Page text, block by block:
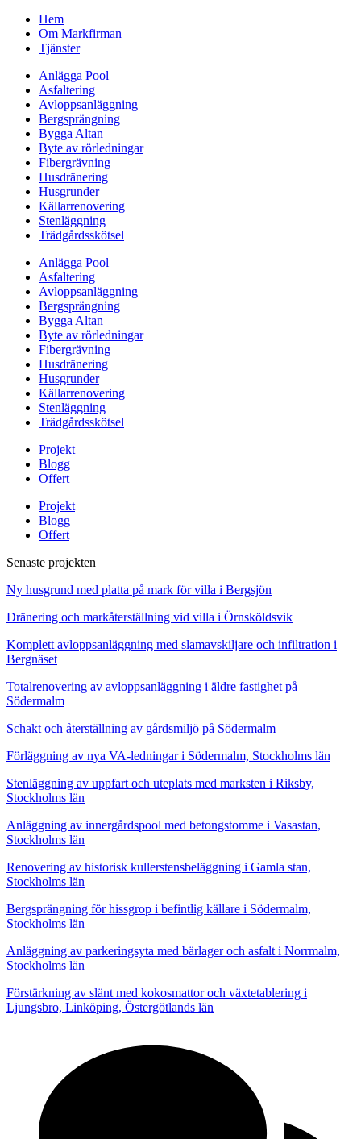
Hem
Om Markfirman
Tjänster
Anlägga Pool
Asfaltering
Avloppsanläggning
Bergsprängning
Bygga Altan
Byte av rörledningar
Fibergrävning
Husdränering
Husgrunder
Källarrenovering
Stenläggning
Trädgårdsskötsel
Anlägga Pool
Asfaltering
Avloppsanläggning
Bergsprängning
Bygga Altan
Byte av rörledningar
Fibergrävning
Husdränering
Husgrunder
Källarrenovering
Stenläggning
Trädgårdsskötsel
Projekt
Blogg
Offert
Projekt
Blogg
Offert
Senaste projekten
Ny husgrund med platta på mark för villa i Bergsjön
Dränering och markåterställning vid villa i Örnsköldsvik
Komplett avloppsanläggning med slamavskiljare och infiltration i
Bergnäset
Totalrenovering av avloppsanläggning i äldre fastighet på
Södermalm
Schakt och återställning av gårdsmiljö på Södermalm
Förläggning av nya VA-ledningar i Södermalm, Stockholms län
Stenläggning av uppfart och uteplats med marksten i Riksby,
Stockholms län
Anläggning av innergårdspool med betongstomme i Vasastan,
Stockholms län
Renovering av historisk kullerstensbeläggning i Gamla stan,
Stockholms län
Bergsprängning för hissgrop i befintlig källare i Södermalm,
Stockholms län
Anläggning av parkeringsyta med bärlager och asfalt i Norrmalm,
Stockholms län
Förstärkning av slänt med kokosmattor och växtetablering i
Ljungsbro, Linköping, Östergötlands län